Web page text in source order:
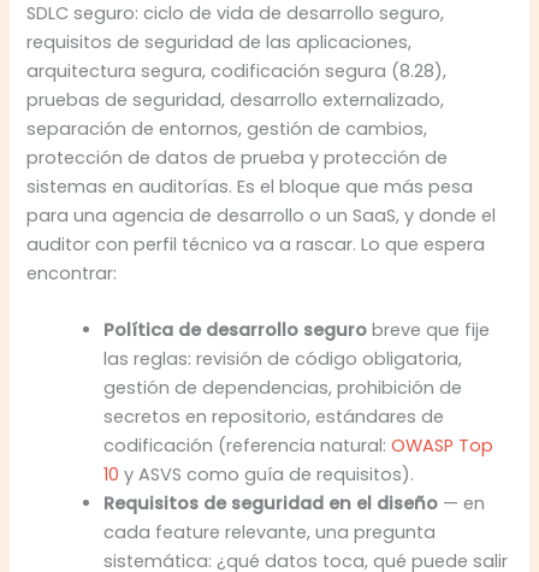
SDLC seguro: ciclo de vida de desarrollo seguro,
requisitos de seguridad de las aplicaciones,
arquitectura segura, codificación segura (8.28),
pruebas de seguridad, desarrollo externalizado,
separación de entornos, gestión de cambios,
protección de datos de prueba y protección de
sistemas en auditorías. Es el bloque que más pesa
para una agencia de desarrollo o un SaaS, y donde el
auditor con perfil técnico va a rascar. Lo que espera
encontrar:
Política de desarrollo seguro breve que fije
las reglas: revisión de código obligatoria,
gestión de dependencias, prohibición de
secretos en repositorio, estándares de
codificación (referencia natural:OWASP Top
10 y ASVS como guía de requisitos).
Requisitos de seguridad en el diseño — en
cada feature relevante, una pregunta
sistemática: ¿qué datos toca, qué puede salir